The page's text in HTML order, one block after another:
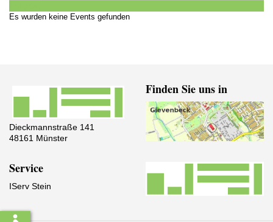
Es wurden keine Events gefunden
Dieckmannstraße 141
48161 Münster
Finden Sie uns in
Service
IServ Stein